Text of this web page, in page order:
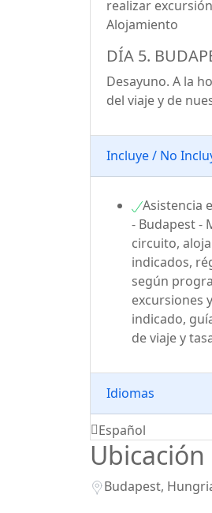
realizar
Alojamiento
DÍA 5.
Desayuno. A la
del viaje y de
Incluye / No
Asistencia
- Budapest -
circuito,
indicados,
según
excursiones
indicado,
de viaje y
Idiomas
Español
Budapest,